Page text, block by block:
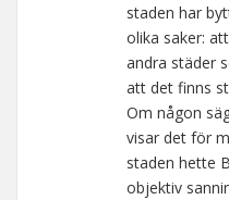
staden har
olika saker:
andra städer
att det finns
Om någon
visar det för
staden hette
objektiv